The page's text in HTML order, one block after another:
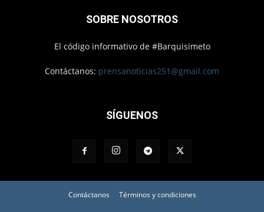
SOBRE NOSOTROS
El código informativo de #Barquisimeto
Contáctanos: prensanoticias251@gmail.com
SÍGUENOS
Contáctanos Términos y condiciones